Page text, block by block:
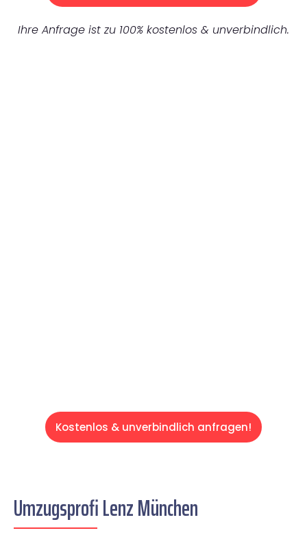
Ihre Anfrage ist zu 100% kostenlos & unverbindlich.
Kostenlos & unverbindlich anfragen!
Umzugsprofi Lenz München